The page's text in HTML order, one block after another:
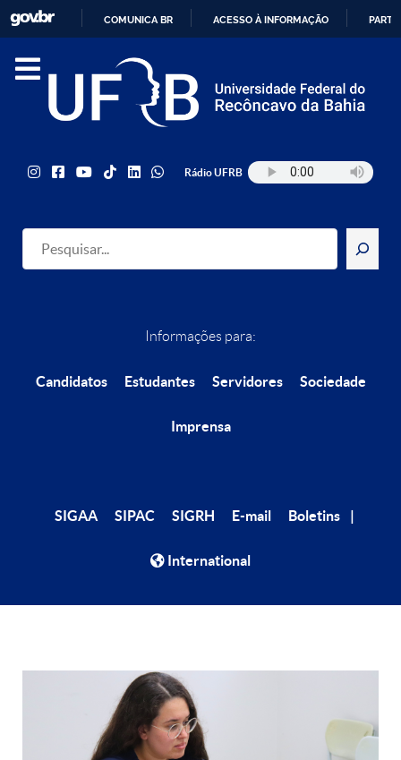
PARA
COMUNICA BR ACESSO À INFORMAÇÃO
Informações para:
Candidatos Estudantes Servidores Sociedade
Imprensa
SIGAA SIPAC SIGRH E-mail Boletins
International
Rádio UFRB
Pesquisar